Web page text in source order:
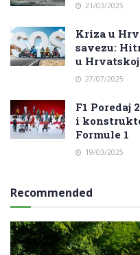
21/03/2025
Kriza u
savezu:
u
27/07/2025
F1 Poredaj
i
Formule 1
19/03/2025
Recommended